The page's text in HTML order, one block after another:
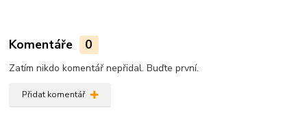
Komentáře 0
Zatím nikdo komentář nepřidal. Buďte první.
Přidat komentář